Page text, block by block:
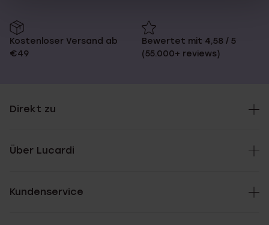
Kostenloser Versand ab
€49
Bewertet mit 4,58 / 5
(55.000+ reviews)
Direkt zu
Über Lucardi
Kundenservice